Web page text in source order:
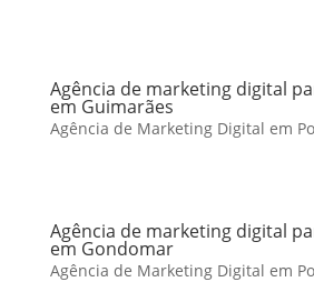
Agência de marketing digital
em Guimarães
Agência de Marketing Digital em
Agência de marketing digital
em Gondomar
Agência de Marketing Digital em